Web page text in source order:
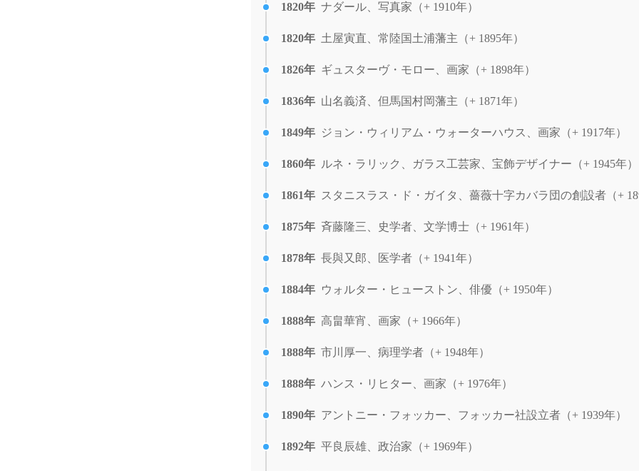
1820年 ナダール、写真家（+ 1910年）
1820年 土屋寅直、常陸国土浦藩主（+ 1895年）
1826年 ギュスターヴ・モロー、画家（+ 1898年）
1836年 山名義済、但馬国村岡藩主（+ 1871年）
1849年 ジョン・ウィリアム・ウォーターハウス、画家（+ 1917年）
1860年 ルネ・ラリック、ガラス工芸家、宝飾デザイナー（+ 1945年）
1861年 スタニスラス・ド・ガイタ、薔薇十字カバラ団の創設者（+
1875年 斉藤隆三、史学者、文学博士（+ 1961年）
1878年 長與又郎、医学者（+ 1941年）
1884年 ウォルター・ヒューストン、俳優（+ 1950年）
1888年 高畠華宵、画家（+ 1966年）
1888年 市川厚一、病理学者（+ 1948年）
1888年 ハンス・リヒター、画家（+ 1976年）
1890年 アントニー・フォッカー、フォッカー社設立者（+ 1939年）
1892年 平良辰雄、政治家（+ 1969年）